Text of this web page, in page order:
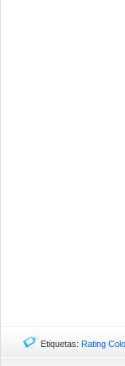
Etiquetas: Rating